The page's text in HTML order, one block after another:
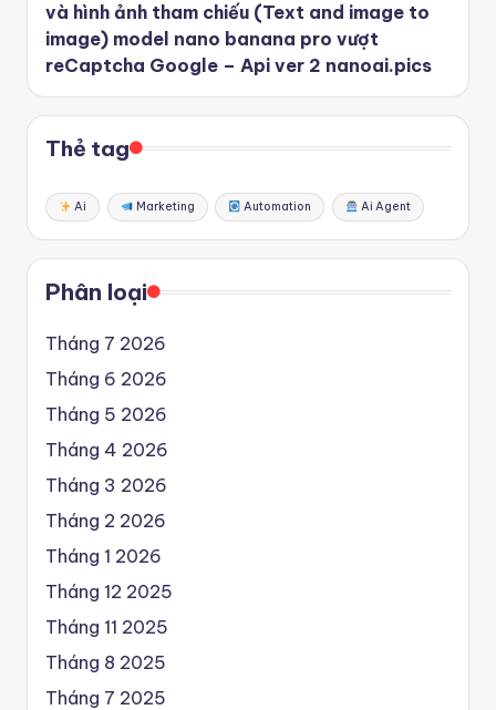
và hình ảnh tham chiếu (Text and image to
image) model nano banana pro vượt
reCaptcha Google – Api ver 2 nanoai.pics
Thẻ tag
Ai Marketing Automation Ai Agent
Phân loại
Tháng 7 2026
Tháng 6 2026
Tháng 5 2026
Tháng 4 2026
Tháng 3 2026
Tháng 2 2026
Tháng 1 2026
Tháng 12 2025
Tháng 11 2025
Tháng 8 2025
Tháng 7 2025